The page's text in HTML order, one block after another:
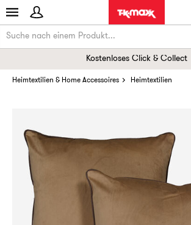
Kostenloses Click & Collect
Heimtextilien & Home Accessoires Heimtextilien